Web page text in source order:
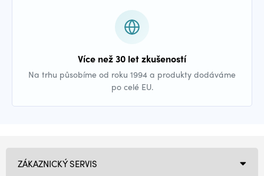
Více než 30 let zkušeností
Na trhu působíme od roku 1994 a produkty dodáváme
po celé EU.
ZÁKAZNICKÝ SERVIS